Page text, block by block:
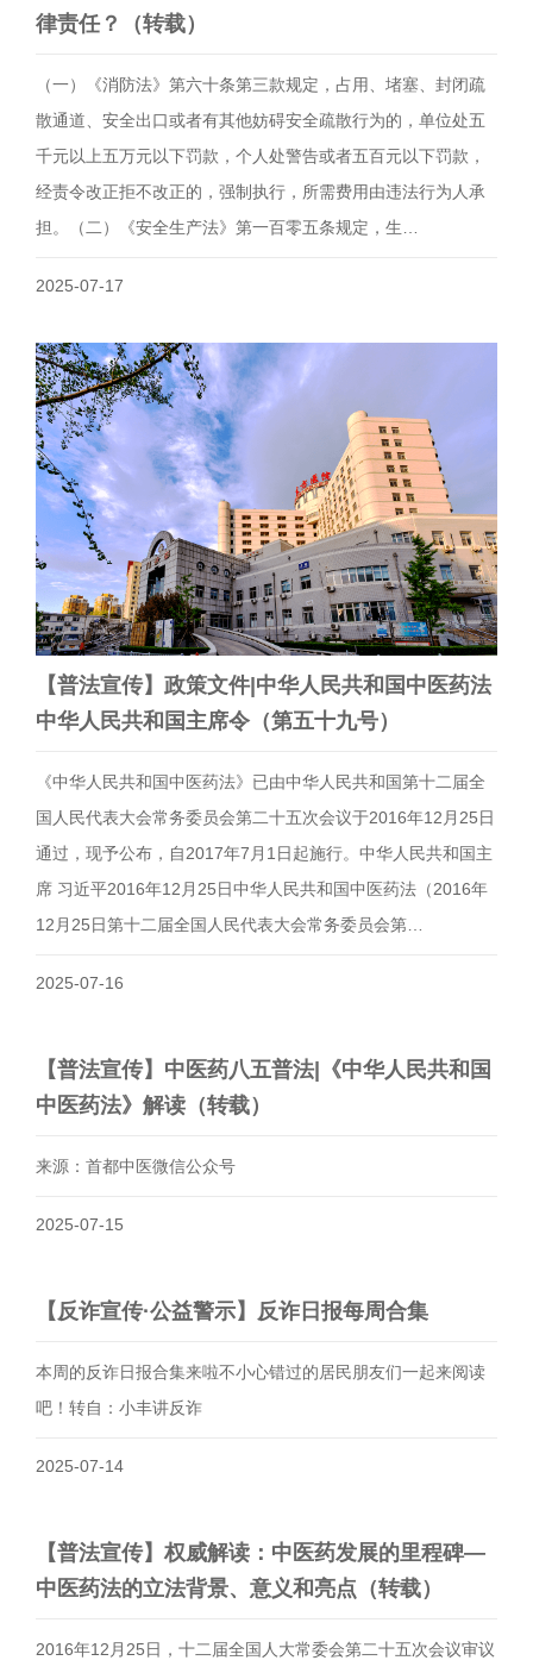
律责任？（转载）
（一）《消防法》第六十条第三款规定，占用、堵塞、封闭疏
散通道、安全出口或者有其他妨碍安全疏散行为的，单位处五
千元以上五万元以下罚款，个人处警告或者五百元以下罚款，
经责令改正拒不改正的，强制执行，所需费用由违法行为人承
担。（二）《安全生产法》第一百零五条规定，生…
2025-07-17
【普法宣传】政策文件|中华人民共和国中医药法
中华人民共和国主席令（第五十九号）
《中华人民共和国中医药法》已由中华人民共和国第十二届全
国人民代表大会常务委员会第二十五次会议于2016年12月25日
通过，现予公布，自2017年7月1日起施行。中华人民共和国主
席 习近平2016年12月25日中华人民共和国中医药法（2016年
12月25日第十二届全国人民代表大会常务委员会第…
2025-07-16
​【普法宣传】中医药八五普法|《中华人民共和国
中医药法》解读（转载）
来源：首都中医微信公众号
2025-07-15
​【反诈宣传·公益警示】反诈日报每周合集
本周的反诈日报合集来啦不小心错过的居民朋友们一起来阅读
吧！转自：小丰讲反诈
2025-07-14
​【普法宣传】权威解读：中医药发展的里程碑—
中医药法的立法背景、意义和亮点（转载）
2016年12月25日，十二届全国人大常委会第二十五次会议审议